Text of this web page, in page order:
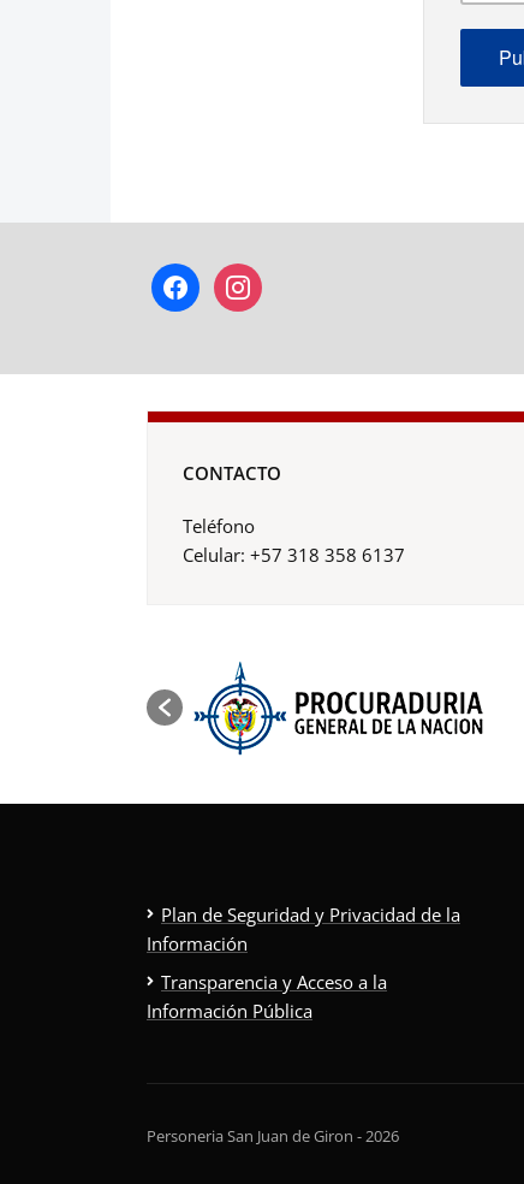
facebookinstagram
CONTACTO
Teléfono
Celular: +57 318 358 6137
Plan de Seguridad y Privacidad de la
Información
Transparencia y Acceso a la
Información Pública
Personeria San Juan de Giron - 2026